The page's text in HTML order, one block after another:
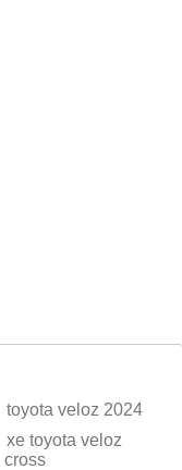
toyota veloz 2024
xe toyota veloz
cross